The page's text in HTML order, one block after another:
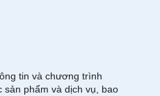
tin và chương trình
sản phẩm và dịch vụ, bao